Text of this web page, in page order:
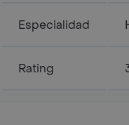
Especialidad
Rating